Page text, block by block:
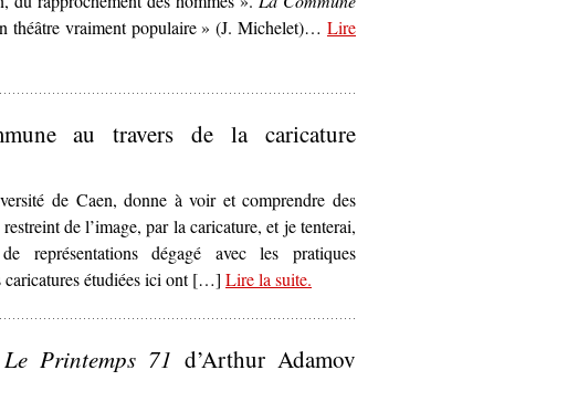
théâtre vraiment populaire » (J. Michelet)… Lire
au travers de la caricature
de Caen, donne à voir et comprendre des
de l’image, par la caricature, et je tenterai,
représentations dégagé avec les pratiques
caricatures étudiées ici ont […] Lire la suite– ‘Les Représentations de la
.
Le Printemps 71 d’Arthur Adamov